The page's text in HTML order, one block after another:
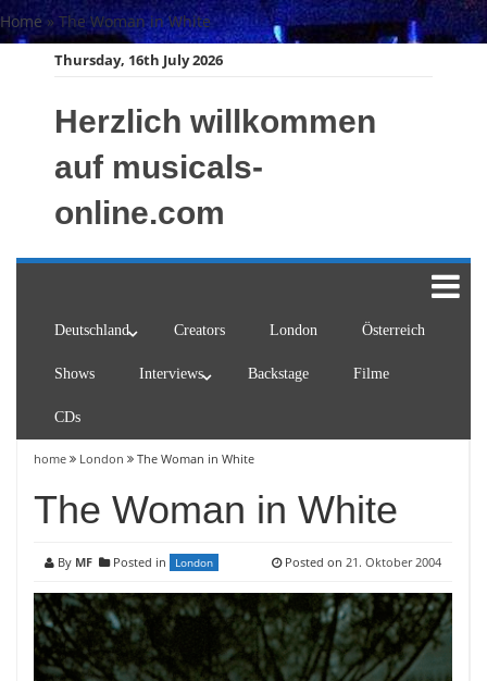
Skip
to
Home»The Woman in White
Thursday, 16th July 2026
Herzlich willkommen
auf musicals-
online.com
Deutschland Creators London Österreich
Shows Interviews Backstage Filme
CDs
home London The Woman in White
The Woman in White
By MF Posted in London Posted on 21. Oktober 2004